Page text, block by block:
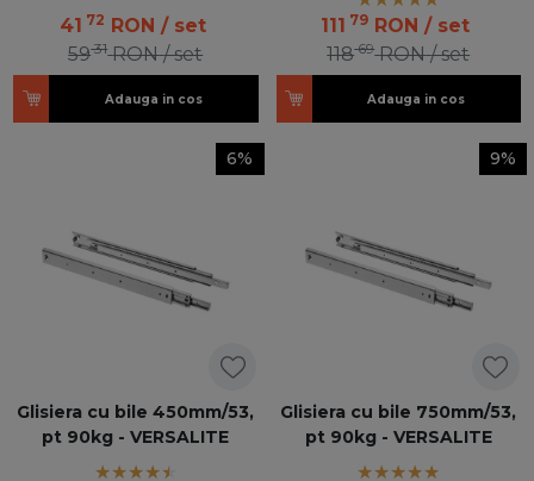
41 72 RON / set
5931 RON / set
Adauga in cos
111 79 RON / set
11869 RON / set
Adauga in cos
6%
Glisiera cu bile 450mm/53,
pt 90kg - VERSALITE
9%
Glisiera cu bile 750mm/53,
pt 90kg - VERSALITE